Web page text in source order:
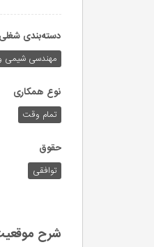
دسته‌بندی شغلی
مهندسی شیمی
نوع همکاری
تمام وقت
حقوق
توافقی
شرح